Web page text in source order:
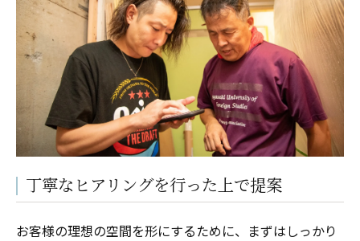
丁寧なヒアリングを行った上で提案
お客様の理想の空間を形にするために、まずはしっかり